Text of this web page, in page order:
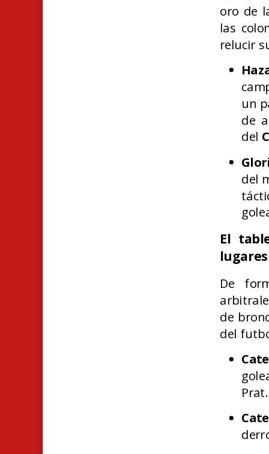
oro de
las
relucir
un
de
del
del
El
lugares
De
de
del
Prat.